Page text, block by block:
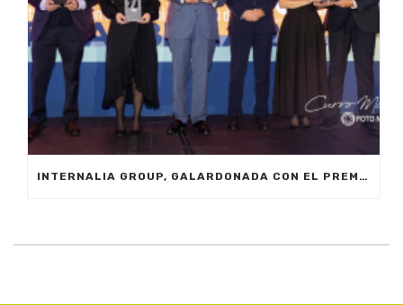
INTERNALIA GROUP, GALARDONADA CON EL PREMIO A LA INNOVACIÓN EN LOS XXIV PREMIOS EMPRESARIALES CIT MARBELLA 2024